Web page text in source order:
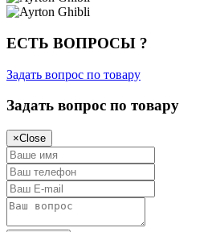
ЕСТЬ ВОПРОСЫ ?
Задать вопрос по товару
Задать вопрос по товару
×Close